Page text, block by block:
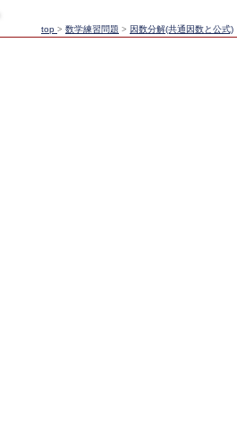
top > 数学練習問題 > 因数分解(共通因数と公式)